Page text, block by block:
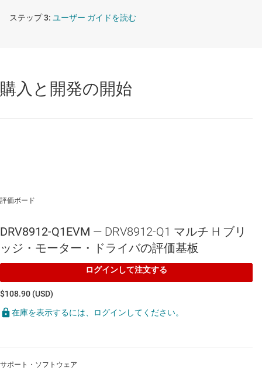
車載、高度な診断機能搭載、40V、6A、12 チャネ
ユーザー ガイドを読む
購入と開発の開始
評価ボード
DRV8912-Q1EVM — DRV8912-Q1 マルチ H ブリ
ッジ・モーター・ドライバの評価基板
ログインして注文する
$108.90 (USD)
在庫を表示するには、ログインしてください。
サポート・ソフトウェア